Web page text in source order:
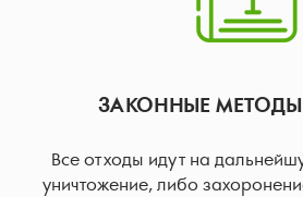
ЗАКОННЫЕ МЕТОДЫ
Все отходы идут на
уничтожение, либо